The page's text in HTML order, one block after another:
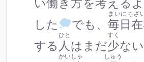
い働き 方を考 える
した
でも、毎日
まいにちざ
する 人
ひと
はまだ少
すく
な
かいしゃ しゅう